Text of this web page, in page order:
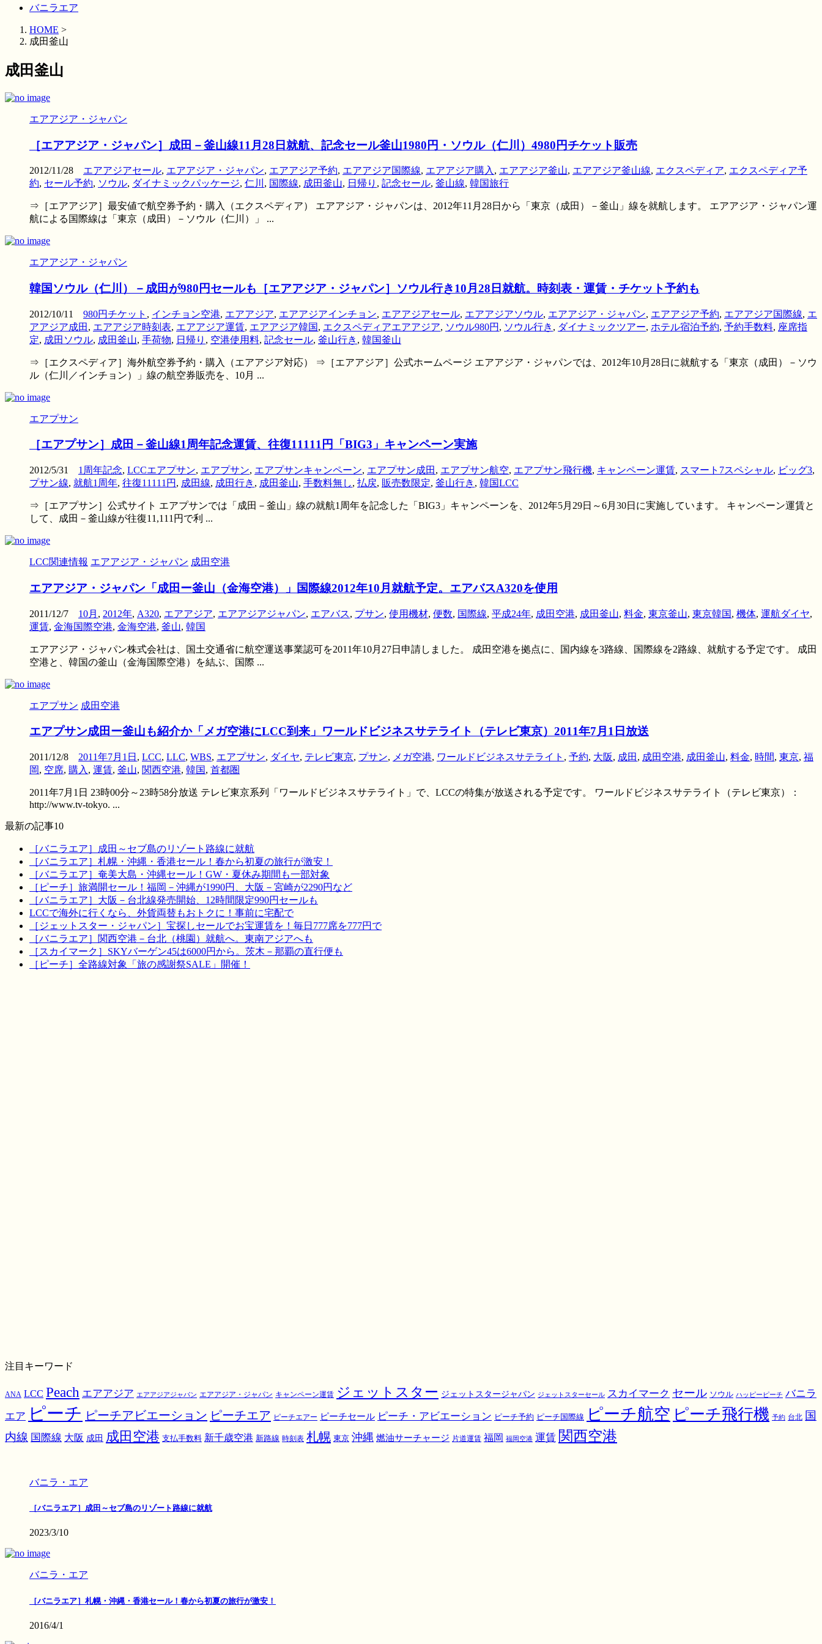
バニラエア
HOME >
成田釜山
成田釜山
エアアジア・ジャパン
［エアアジア・ジャパン］成田－釜山線11月28日就航、記念セール釜山1980円・ソウル（仁川）4980円チケット販売
2012/11/28 エアアジアセール, エアアジア・ジャパン, エアアジア予約, エアアジア国際線, エアアジア購入 , エアアジア釜山, エアアジア釜山線, エクスペディア, エクスペディア予
約, セール予約, ソウル, ダイナミックパッケージ, 仁川 , 国際線, 成田釜山, 日帰り , 記念セール, 釜山線, 韓国旅行
⇒［エアアジア］最安値で航空券予約・購入（エクスペディア） エアアジア・ジャパンは、2012年11月28日から「東京（成田）－釜山」線を就航します。 エアアジア・ジャパン運
航による国際線は「東京（成田）－ソウル（仁川）」 ...
エアアジア・ジャパン
韓国ソウル（仁川）－成田が980円セールも［エアアジア・ジャパン］ソウル行き10月28日就航。時刻表・運賃・チケット予約も
2012/10/11 980円チケット , インチョン空港, エアアジア, エアアジアインチョン, エアアジアセール, エアアジアソウル, エアアジア・ジャパン, エアアジア予約, エアアジア国際線, エ
アアジア成田 , エアアジア時刻表, エアアジア運賃, エアアジア韓国, エクスペディアエアアジア, ソウル980円 , ソウル行き , ダイナミックツアー, ホテル宿泊予約, 予約手数料, 座席指
定, 成田ソウル, 成田釜山, 手荷物, 日帰り , 空港使用料, 記念セール, 釜山行き , 韓国釜山
⇒［エクスペディア］海外航空券予約・購入（エアアジア対応） ⇒［エアアジア］公式ホームページ エアアジア・ジャパンでは、2012年10月28日に就航する「東京（成田）－ソウ
ル（仁川／インチョン）」線の航空券販売を、10月 ...
エアプサン
［エアプサン］成田－釜山線1周年記念運賃、往復11111円「BIG3」キャンペーン実施
2012/5/31 1周年記念, LCCエアプサン, エアプサン, エアプサンキャンペーン, エアプサン成田 , エアプサン航空, エアプサン飛行機, キャンペーン運賃, スマート7スペシャル, ビッグ3,
プサン線, 就航1周年, 往復11111円 , 成田線, 成田行き , 成田釜山, 手数料無し, 払戻, 販売数限定, 釜山行き , 韓国LCC
⇒［エアプサン］公式サイト エアプサンでは「成田－釜山」線の就航1周年を記念した「BIG3」キャンペーンを、2012年5月29日～6月30日に実施しています。 キャンペーン運賃と
して、成田－釜山線が往復11,111円で利 ...
LCC関連情報 エアアジア・ジャパン 成田空港
エアアジア・ジャパン「成田ー釜山（金海空港）」国際線2012年10月就航予定。エアバスA320を使用
2011/12/7 10月 , 2012年, A320, エアアジア, エアアジアジャパン, エアバス, プサン, 使用機材, 便数, 国際線, 平成24年, 成田空港, 成田釜山, 料金, 東京釜山, 東京韓国, 機体, 運航ダイヤ,
運賃, 金海国際空港, 金海空港, 釜山, 韓国
エアアジア・ジャパン株式会社は、国土交通省に航空運送事業認可を2011年10月27日申請しました。 成田空港を拠点に、国内線を3路線、国際線を2路線、就航する予定です。 成田
空港と、韓国の釜山（金海国際空港）を結ぶ、国際 ...
エアプサン 成田空港
エアプサン成田ー釜山も紹介か「メガ空港にLCC到来」ワールドビジネスサテライト（テレビ東京）2011年7月1日放送
2011/12/8 2011年7月1日 , LCC, LLC, WBS, エアプサン, ダイヤ, テレビ東京, プサン, メガ空港, ワールドビジネスサテライト , 予約, 大阪, 成田 , 成田空港, 成田釜山, 料金, 時間, 東京, 福
岡, 空席, 購入 , 運賃, 釜山, 関西空港, 韓国, 首都圏
2011年7月1日 23時00分～23時58分放送 テレビ東京系列「ワールドビジネスサテライト」で、LCCの特集が放送される予定です。 ワールドビジネスサテライト（テレビ東京）：
http://www.tv-tokyo. ...
最新の記事10
［バニラエア］成田～セブ島のリゾート路線に就航
［バニラエア］札幌・沖縄・香港セール！春から初夏の旅行が激安！
［バニラエア］奄美大島・沖縄セール！GW・夏休み期間も一部対象
［ピーチ］旅満開セール！福岡－沖縄が1990円、大阪－宮崎が2290円など
［バニラエア］大阪－台北線発売開始、12時間限定990円セールも
LCCで海外に行くなら、外貨両替もおトクに！事前に宅配で
［ジェットスター・ジャパン］宝探しセールでお宝運賃を！毎日777席を777円で
［バニラエア］関西空港－台北（桃園）就航へ。東南アジアへも
［スカイマーク］SKYバーゲン45は6000円から。茨木－那覇の直行便も
［ピーチ］全路線対象「旅の感謝祭SALE」開催！
注目キーワード
ANA LCC Peach エアアジア エアアジアジャパン エアアジア・ジャパン キャンペーン運賃 ジェットスター ジェットスタージャパン ジェットスターセール スカイマーク セール ソウル ハッピーピーチ バニラ
エア ピーチ ピーチアビエーション ピーチエア ピーチエアー ピーチセール ピーチ・アビエーション ピーチ予約 ピーチ国際線 ピーチ航空 ピーチ飛行機 予約 台北 国
内線 国際線 大阪 成田 成田空港 支払手数料 新千歳空港 新路線 時刻表 札幌 東京 沖縄 燃油サーチャージ 片道運賃 福岡 福岡空港 運賃 関西空港
バニラ・エア
［バニラエア］成田～セブ島のリゾート路線に就航
2023/3/10
バニラ・エア
［バニラエア］札幌・沖縄・香港セール！春から初夏の旅行が激安！
2016/4/1